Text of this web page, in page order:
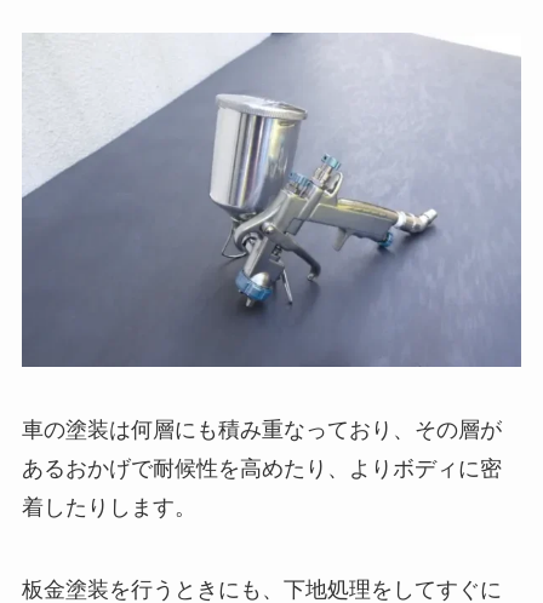
車の塗装は何層にも積み重なっており、その層が
あるおかげで耐候性を高めたり、よりボディに密
着したりします。
板金塗装を行うときにも、下地処理をしてすぐに